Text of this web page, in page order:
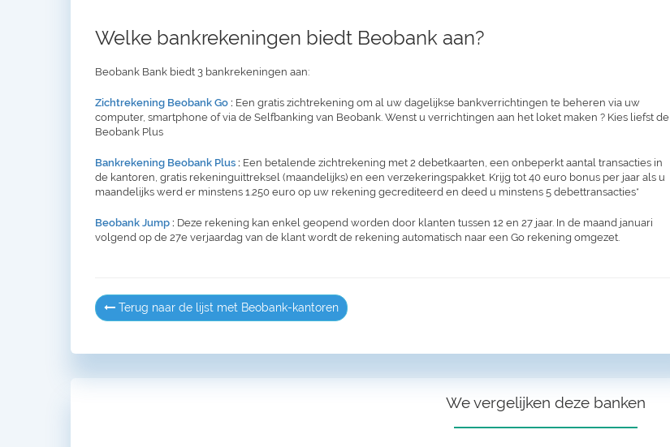
Welke bankrekeningen biedt Beobank aan?
Beobank Bank biedt 3 bankrekeningen aan:
Zichtrekening Beobank Go : Een gratis zichtrekening om al uw dagelijkse bankverrichtingen te beheren via uw
computer, smartphone of via de Selfbanking van Beobank. Wenst u verrichtingen aan het loket maken ? Kies liefst de
Beobank Plus
Bankrekening Beobank Plus : Een betalende zichtrekening met 2 debetkaarten, een onbeperkt aantal transacties in
de kantoren, gratis rekeninguittreksel (maandelijks) en een verzekeringspakket. Krijg tot 40 euro bonus per jaar als u
maandelijks werd er minstens 1.250 euro op uw rekening gecrediteerd en deed u minstens 5 debettransacties*
Beobank Jump : Deze rekening kan enkel geopend worden door klanten tussen 12 en 27 jaar. In de maand januari
volgend op de 27e verjaardag van de klant wordt de rekening automatisch naar een Go rekening omgezet.
Terug naar de lijst met Beobank-kantoren
We vergelijken deze banken